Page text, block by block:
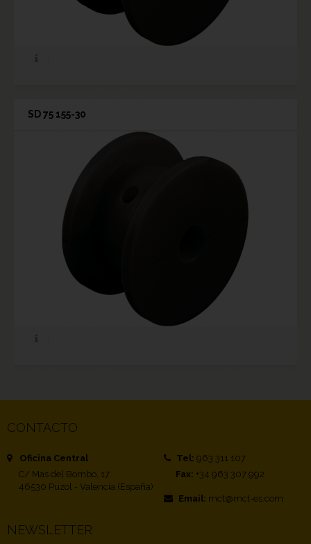
SD 75 155-30
CONTACTO
Oficina Central
C/ Mas del Bombo, 17
46530 Puzol - Valencia (España)
Tel: 963 311 107
Fax: +34 963 307 992
Email: mct@mct-es.com
NEWSLETTER